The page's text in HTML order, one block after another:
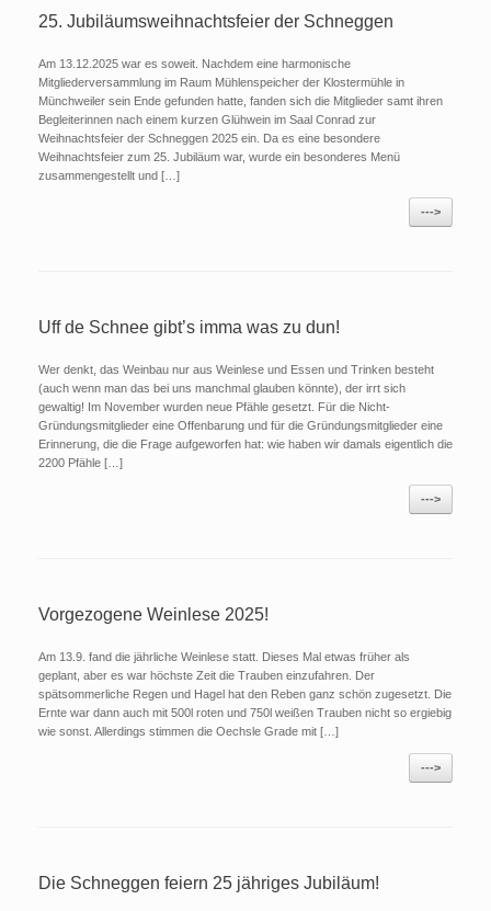
25. Jubiläumsweihnachtsfeier der Schneggen
Am 13.12.2025 war es soweit. Nachdem eine harmonische
Mitgliederversammlung im Raum Mühlenspeicher der Klostermühle in
Münchweiler sein Ende gefunden hatte, fanden sich die Mitglieder samt ihren
Begleiterinnen nach einem kurzen Glühwein im Saal Conrad zur
Weihnachtsfeier der Schneggen 2025 ein. Da es eine besondere
Weihnachtsfeier zum 25. Jubiläum war, wurde ein besonderes Menü
zusammengestellt und […]
--->
Uff de Schnee gibt’s imma was zu dun!
Wer denkt, das Weinbau nur aus Weinlese und Essen und Trinken besteht
(auch wenn man das bei uns manchmal glauben könnte), der irrt sich
gewaltig! Im November wurden neue Pfähle gesetzt. Für die Nicht-
Gründungsmitglieder eine Offenbarung und für die Gründungsmitglieder eine
Erinnerung, die die Frage aufgeworfen hat: wie haben wir damals eigentlich die
2200 Pfähle […]
--->
Vorgezogene Weinlese 2025!
Am 13.9. fand die jährliche Weinlese statt. Dieses Mal etwas früher als
geplant, aber es war höchste Zeit die Trauben einzufahren. Der
spätsommerliche Regen und Hagel hat den Reben ganz schön zugesetzt. Die
Ernte war dann auch mit 500l roten und 750l weißen Trauben nicht so ergiebig
wie sonst. Allerdings stimmen die Oechsle Grade mit […]
--->
Die Schneggen feiern 25 jähriges Jubiläum!